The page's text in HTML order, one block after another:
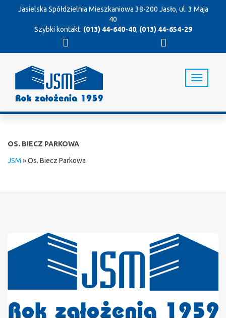
Jasielska Spółdzielnia Mieszkaniowa 38-200 Jasło, ul. 3 Maja
40
Szybki kontakt: (013) 44-640-40, (013) 44-654-29
T
o
OS. BIECZ PARKOWA
JSM »Os. Biecz Parkowa